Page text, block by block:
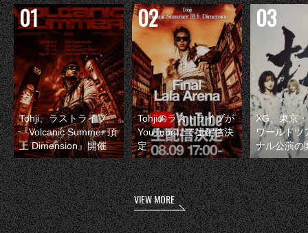
Tohji、ラストライブ
『Volcanic Summer 頂
上 Dimension』開催
Tohjiのラストライブが
YouTubeにて生配信決
定
XG、東京
ワールドツ
ナル公演の
VIEW MORE